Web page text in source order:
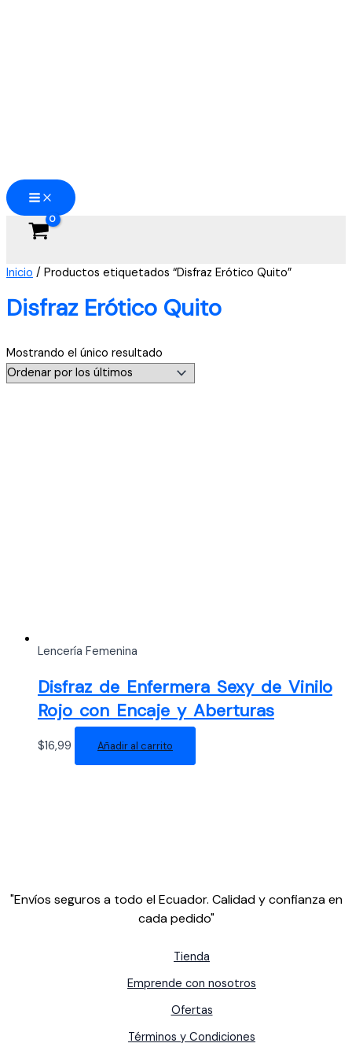
Inicio / Productos etiquetados “Disfraz Erótico Quito”
Disfraz Erótico Quito
Mostrando el único resultado
Lencería Femenina
Disfraz de Enfermera Sexy de Vinilo
Rojo con Encaje y Aberturas
$16,99 Añadir al carrito
"Envíos seguros a todo el Ecuador. Calidad y confianza en
cada pedido"
Tienda
Emprende con nosotros
Ofertas
Términos y Condiciones